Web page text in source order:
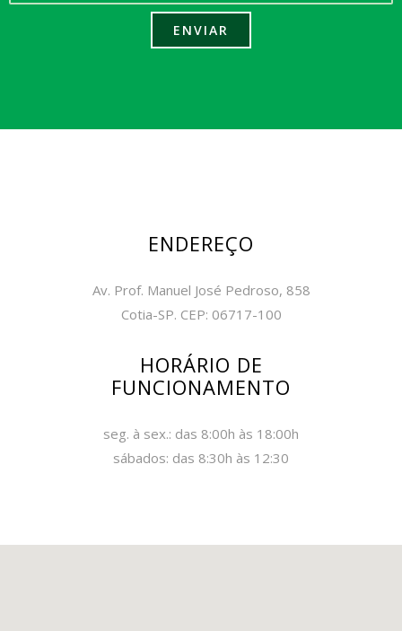
ENDEREÇO
Av. Prof. Manuel José Pedroso, 858
Cotia-SP. CEP: 06717-100
HORÁRIO DE
FUNCIONAMENTO
seg. à sex.: das 8:00h às 18:00h
sábados: das 8:30h às 12:30